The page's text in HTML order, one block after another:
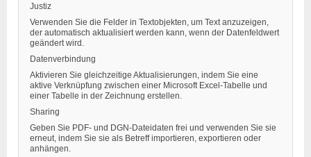
Justiz
Verwenden Sie die Felder in Textobjekten, um Text anzuzeigen,
der automatisch aktualisiert werden kann, wenn der Datenfeldwert
geändert wird.
Datenverbindung
Aktivieren Sie gleichzeitige Aktualisierungen, indem Sie eine
aktive Verknüpfung zwischen einer Microsoft Excel-Tabelle und
einer Tabelle in der Zeichnung erstellen.
Sharing
Geben Sie PDF- und DGN-Dateidaten frei und verwenden Sie sie
erneut, indem Sie sie als Betreff importieren, exportieren oder
anhängen.